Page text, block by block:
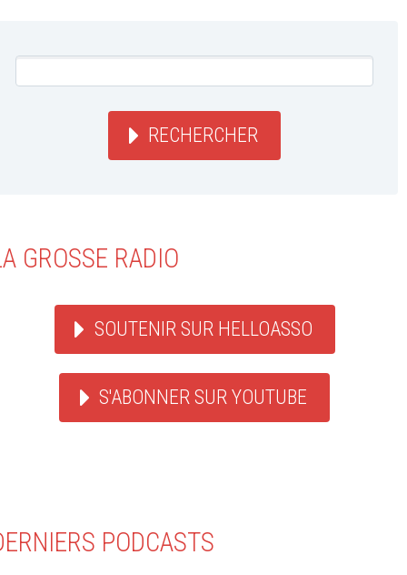
RECHERCHER
GROSSE RADIO
SOUTENIR SUR HELLOASSO
S'ABONNER SUR YOUTUBE
PODCASTS